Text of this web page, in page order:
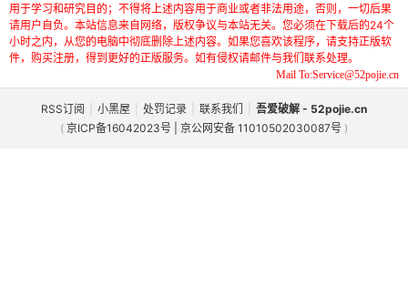
用于学习和研究目的；不得将上述内容用于商业或者非法用途，否则，一切后果
请用户自负。本站信息来自网络，版权争议与本站无关。您必须在下载后的24个
小时之内，从您的电脑中彻底删除上述内容。如果您喜欢该程序，请支持正版软
件，购买注册，得到更好的正版服务。如有侵权请邮件与我们联系处理。
Mail To:Service@52pojie.cn
RSS订阅 小黑屋 处罚记录 联系我们
吾爱破解 - 52pojie.cn
( 京ICP备16042023号 | 京公网安备 11010502030087号 )